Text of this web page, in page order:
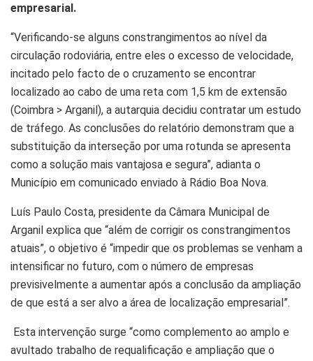
empresarial.
“Verificando-se alguns constrangimentos ao nível da
circulação rodoviária, entre eles o excesso de velocidade,
incitado pelo facto de o cruzamento se encontrar
localizado ao cabo de uma reta com 1,5 km de extensão
(Coimbra > Arganil), a autarquia decidiu contratar um estudo
de tráfego. As conclusões do relatório demonstram que a
substituição da interseção por uma rotunda se apresenta
como a solução mais vantajosa e segura”, adianta o
Município em comunicado enviado à Rádio Boa Nova.
Luís Paulo Costa, presidente da Câmara Municipal de
Arganil explica que “além de corrigir os constrangimentos
atuais”, o objetivo é “impedir que os problemas se venham a
intensificar no futuro, com o número de empresas
previsivelmente a aumentar após a conclusão da ampliação
de que está a ser alvo a área de localização empresarial”.
Esta intervenção surge “como complemento ao amplo e
avultado trabalho de requalificação e ampliação que o